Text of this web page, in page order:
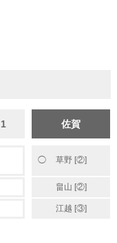
1 佐賀
草野 [②]
◯
畠山 [②]
江越 [③]